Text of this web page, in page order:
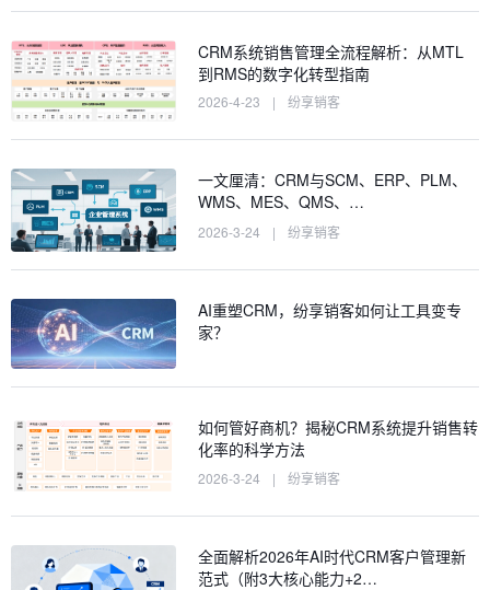
CRM系统销售管理全流程解析：从MTL
到RMS的数字化转型指南
2026-4-23 | 纷享销客
一文厘清：CRM与SCM、ERP、PLM、
WMS、MES、QMS、…
2026-3-24 | 纷享销客
AI重塑CRM，纷享销客如何让工具变专
家？
如何管好商机？揭秘CRM系统提升销售转
化率的科学方法
2026-3-24 | 纷享销客
全面解析2026年AI时代CRM客户管理新
范式（附3大核心能力+2…